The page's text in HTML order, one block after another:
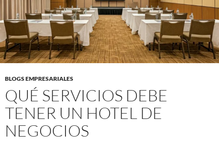
BLOGS EMPRESARIALES
QUÉ SERVICIOS DEBE
TENER UN HOTEL DE
NEGOCIOS